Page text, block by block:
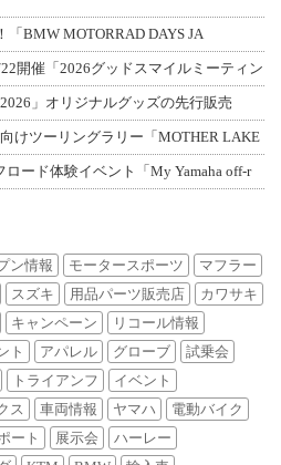
「BMW MOTORRAD DAYS JA
開催「2026グッドスマイルミーティン
」オリジナルグッズの先行販売
けツーリングラリー「MOTHER LAKE
ロード体験イベント「My Yamaha off-r
ン情報 モータースポーツ
マフラー
スズキ 用品パーツ販売店
カワサキ
キャンペーン
リコール情報
ト アパレル グローブ
試乗会
トライアンフ
イベント
ス 車両情報 ヤマハ
電動バイク
ート 展示会
ハーレー